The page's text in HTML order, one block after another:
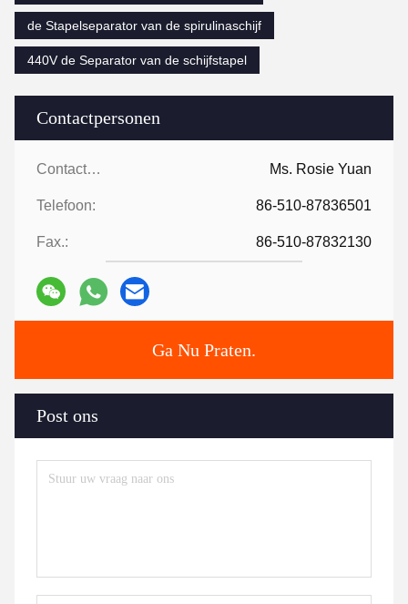
Contactpersonen
Contactpersonen: Ms. Rosie Yuan
Telefoon: 86-510-87836501
Fax.: 86-510-87832130
Ga Nu Praten.
Post ons
de Stapelseparator van de spirulinaschijf
440V de Separator van de schijfstapel